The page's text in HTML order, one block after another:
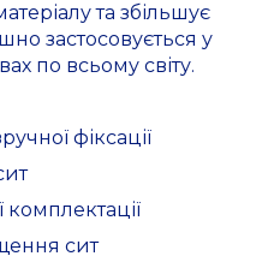
та збільшує
застосовується у
по всьому світу.
фіксації
сит